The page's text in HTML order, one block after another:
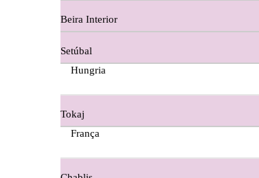
Doroteia Douro
Ermelinda Freitas - Setubal
Evidencia Dão
Beira Interior
Setúbal
Hungria
Tokaj
França